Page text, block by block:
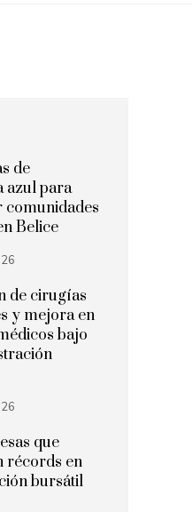
de
azul para
Belice
de cirugías
y mejora en
bajo
que
récords en
bursátil